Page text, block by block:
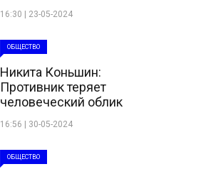
16:30 | 23-05-2024
ОБЩЕСТВО
Никита Коньшин:
Противник теряет
человеческий облик
16:56 | 30-05-2024
ОБЩЕСТВО